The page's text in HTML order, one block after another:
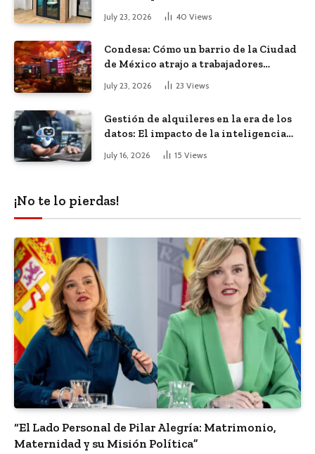
July 23, 2026 40 Views
Condesa: Cómo un barrio de la Ciudad
de México atrajo a trabajadores
remotos de todo el mundo
July 23, 2026 23 Views
Gestión de alquileres en la era de los
datos: El impacto de la inteligencia
July 16, 2026 15 Views
¡No te lo pierdas!
“El Lado Personal de Pilar Alegría: Matrimonio,
Maternidad y su Misión Política”